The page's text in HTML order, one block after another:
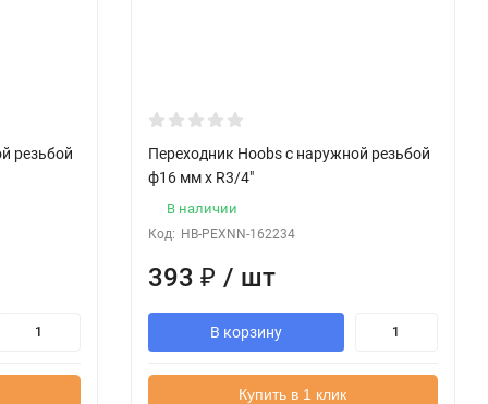
резьбой
Переходник Hoobs с наружной резьбой
ф16 мм x R3/4"
В наличии
Код: HB-PEXNN-162234
393 ₽ / шт
В корзину
Купить в 1 клик